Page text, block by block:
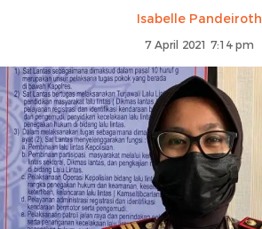
Isabelle Pandeiroth
7 April 2021 7:14 pm